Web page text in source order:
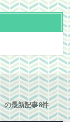
の最新記事8件